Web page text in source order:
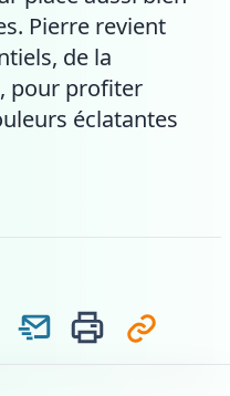
Pierre revient
de la
pour profiter
éclatantes